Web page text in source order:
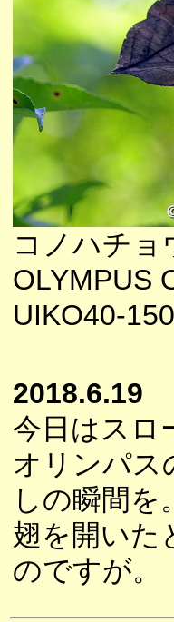
コノハチョ
OLYMPUS
UIKO40-
2018.6.19
今日はスロ
オリンパス
しの瞬間を。
翅を開いた
のですが。